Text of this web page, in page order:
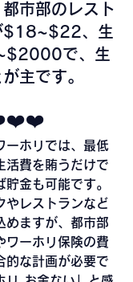
市部のレスト
$18~$22、生
で、生
主です。
ーホリでは、最低
活費を賄うだけで
金も可能です。
やレストランなど
めますが、都市部
ワーホリ保険の費
的な計画が必要で